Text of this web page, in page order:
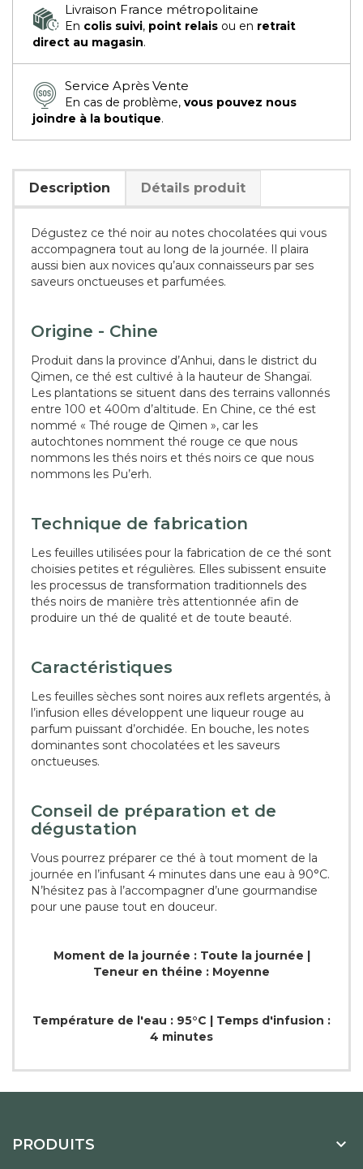
Livraison France métropolitaine
En colis suivi, point relais ou en retrait
direct au magasin.
Service Après Vente
En cas de problème, vous pouvez nous
joindre à la boutique.
Description Détails produit
Dégustez ce thé noir au notes chocolatées qui vous
accompagnera tout au long de la journée. Il plaira
aussi bien aux novices qu’aux connaisseurs par ses
saveurs onctueuses et parfumées.
Origine - Chine
Produit dans la province d’Anhui, dans le district du
Qimen, ce thé est cultivé à la hauteur de Shangaï.
Les plantations se situent dans des terrains vallonnés
entre 100 et 400m d’altitude. En Chine, ce thé est
nommé « Thé rouge de Qimen », car les
autochtones nomment thé rouge ce que nous
nommons les thés noirs et thés noirs ce que nous
nommons les Pu’erh.
Technique de fabrication
Les feuilles utilisées pour la fabrication de ce thé sont
choisies petites et régulières. Elles subissent ensuite
les processus de transformation traditionnels des
thés noirs de manière très attentionnée afin de
produire un thé de qualité et de toute beauté.
Caractéristiques
Les feuilles sèches sont noires aux reflets argentés, à
l’infusion elles développent une liqueur rouge au
parfum puissant d’orchidée. En bouche, les notes
dominantes sont chocolatées et les saveurs
onctueuses.
Conseil de préparation et de
dégustation
Vous pourrez préparer ce thé à tout moment de la
journée en l’infusant 4 minutes dans une eau à 90°C.
N’hésitez pas à l’accompagner d’une gourmandise
pour une pause tout en douceur.
Moment de la journée : Toute la journée |
Teneur en théine : Moyenne
Température de l'eau : 95°C | Temps d'infusion :
4 minutes
PRODUITS
